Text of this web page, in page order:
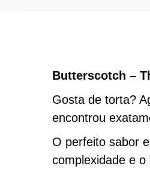
Butterscotch –
Gosta de torta?
encontrou
O perfeito sabor
complexidade e